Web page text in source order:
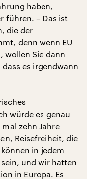
haben,
führen. – Das ist
die der
denn wenn EU
wollen Sie dann
dass es irgendwann
würde es genau
zehn Jahre
Reisefreiheit, die
in jedem
und wir hatten
in Europa. Es